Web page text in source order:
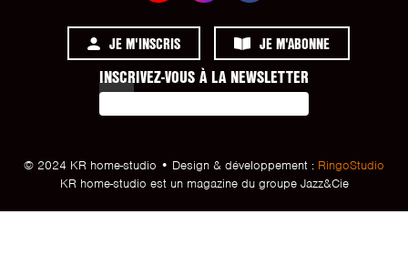
JE M'INSCRIS JE M'ABONNE
INSCRIVEZ-VOUS À LA NEWSLETTER
© 2024 KR home-studio • Design & développement : RingoStudio
KR home-studio est un magazine du groupe Jazz&Cie